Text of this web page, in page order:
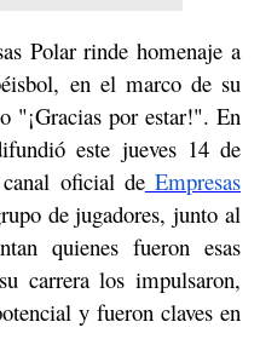
Polar rinde homenaje a
en el marco de su
"¡Gracias por estar!". En
este jueves 14 de
oficial de Empresas
de jugadores, junto al
quienes fueron esas
carrera los impulsaron,
y fueron claves en